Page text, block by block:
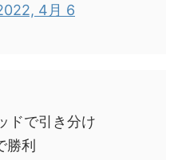
4月 6
ドで引き分け
勝利